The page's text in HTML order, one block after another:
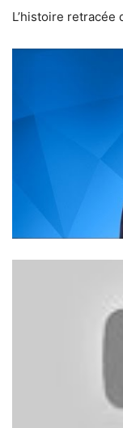
L’histoire retracée